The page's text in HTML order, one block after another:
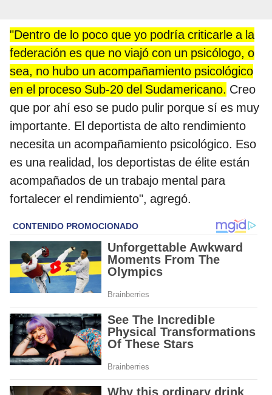
"Dentro de lo poco que yo podría criticarle a la
federación es que no viajó con un psicólogo, o
sea, no hubo un acompañamiento psicológico
en el proceso Sub-20 del Sudamericano. Creo
que por ahí eso se pudo pulir porque sí es muy
importante. El deportista de alto rendimiento
necesita un acompañamiento psicológico. Eso
es una realidad, los deportistas de élite están
acompañados de un trabajo mental para
fortalecer el rendimiento", agregó.